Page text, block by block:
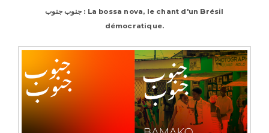
جنوب جنوب : La bossa nova, le chant d'un Brésil
démocratique.